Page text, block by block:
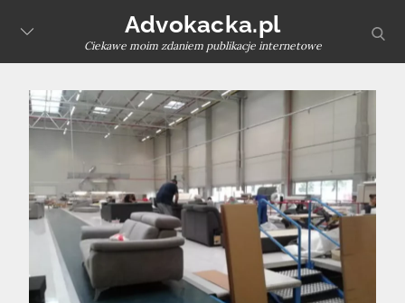
content
Advokacka.pl
Ciekawe moim zdaniem publikacje internetowe